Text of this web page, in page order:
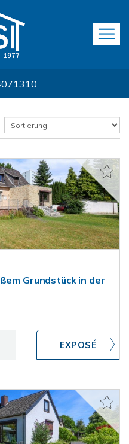
Grundstück in der